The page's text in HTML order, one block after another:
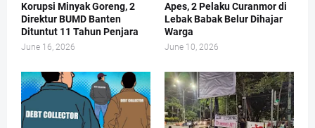
Korupsi Minyak Goreng, 2
Direktur BUMD Banten
Dituntut 11 Tahun Penjara
June 16, 2026
Apes, 2 Pelaku Curanmor di
Lebak Babak Belur Dihajar
Warga
June 10, 2026